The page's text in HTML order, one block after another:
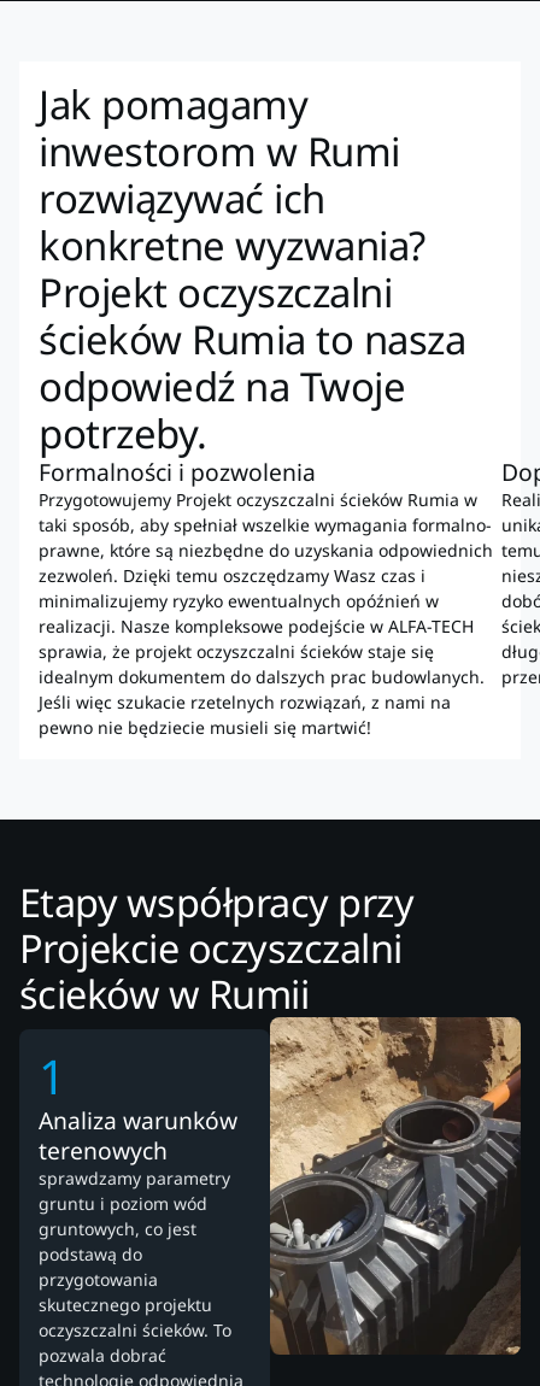
Jak pomagamy
inwestorom w Rumi
rozwiązywać ich
konkretne wyzwania?
Projekt oczyszczalni
ścieków Rumia to nasza
odpowiedź na Twoje
potrzeby.
Formalności i pozwolenia
Przygotowujemy Projekt oczyszczalni ścieków Rumia w
taki sposób, aby spełniał wszelkie wymagania formalno-
prawne, które są niezbędne do uzyskania odpowiednich
zezwoleń. Dzięki temu oszczędzamy Wasz czas i
minimalizujemy ryzyko ewentualnych opóźnień w
realizacji. Nasze kompleksowe podejście w ALFA-TECH
sprawia, że projekt oczyszczalni ścieków staje się
idealnym dokumentem do dalszych prac budowlanych.
Jeśli więc szukacie rzetelnych rozwiązań, z nami na
pewno nie będziecie musieli się martwić!
Etapy współpracy przy
Projekcie oczyszczalni
ścieków w Rumii
1
Analiza warunków
terenowych
sprawdzamy parametry
gruntu i poziom wód
gruntowych, co jest
podstawą do
przygotowania
skutecznego projektu
oczyszczalni ścieków. To
pozwala dobrać
technologię odpowiednią